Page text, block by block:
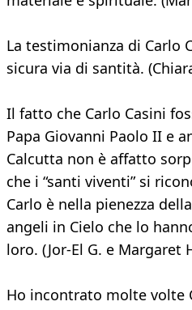
La testimonianza di Carlo
sicura via di santità.
Il fatto che Carlo Casini
Papa Giovanni Paolo II e
Calcutta non è affatto
che i “santi viventi” si
Carlo è nella pienezza
angeli in Cielo che lo
loro. (Jor-El G. e Margaret
Ho incontrato molte volte